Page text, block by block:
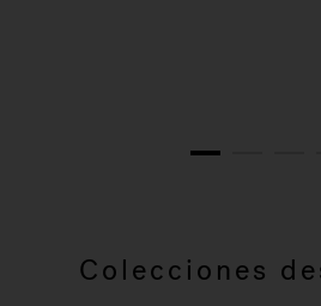
1
Colecciones